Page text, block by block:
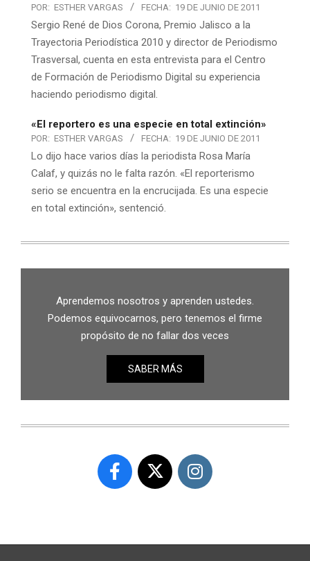
POR: ESTHER VARGAS FECHA: 19 DE JUNIO DE 2011
Sergio René de Dios Corona, Premio Jalisco a la
Trayectoria Periodística 2010 y director de Periodismo
Trasversal, cuenta en esta entrevista para el Centro
de Formación de Periodismo Digital su experiencia
haciendo periodismo digital.
«El reportero es una especie en total extinción»
POR: ESTHER VARGAS FECHA: 19 DE JUNIO DE 2011
Lo dijo hace varios días la periodista Rosa María
Calaf, y quizás no le falta razón. «El reporterismo
serio se encuentra en la encrucijada. Es una especie
en total extinción», sentenció.
Aprendemos nosotros y aprenden ustedes.
Podemos equivocarnos, pero tenemos el firme
propósito de no fallar dos veces
SABER MÁS